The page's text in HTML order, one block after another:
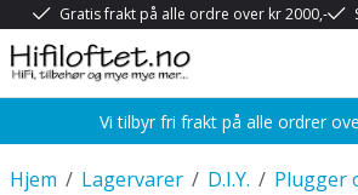
Gratis frakt på alle ordre over kr 2000,-
Vi tilbyr fri frakt på alle ordrer
/
Hjem /
Lagervarer /
D.I.Y. Plugger